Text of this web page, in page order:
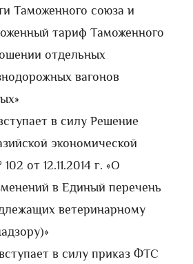
Таможенного союза и
тариф Таможенного
отдельных
вагонов
вступает в силу Решение
экономической
от 12.11.2014 г. «О
в Единый перечень
ветеринарному
вступает в силу приказ ФТС